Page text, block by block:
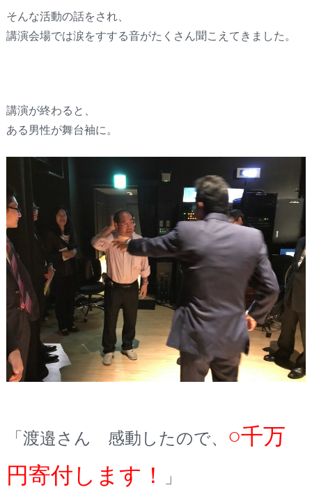
そんな活動の話をされ、
講演会場では涙をすする音がたくさん聞こえてきました。
講演が終わると、
ある男性が舞台袖に。
「渡邉さん 感動したので、 ○千万
円寄付します！
」